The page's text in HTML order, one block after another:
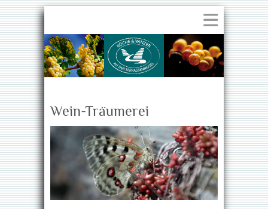
Wein-Träumerei